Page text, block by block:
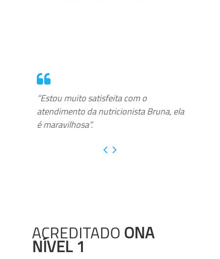
“Estou muito satisfeita com o
atendimento da nutricionista Bruna, ela
é maravilhosa”.
ACREDITADO ONA
NÍVEL 1